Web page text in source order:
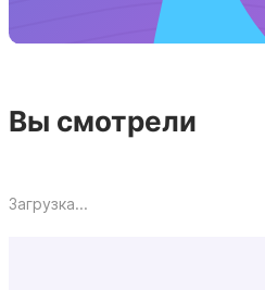
Вы смотрели
Загрузка...